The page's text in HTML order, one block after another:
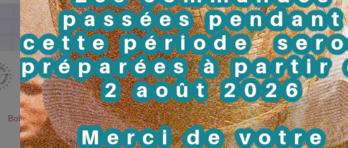
AU PANIER ! J'AIME !
Boîte rectangulaire à
compartiments
J'AIME !
Il n'y en a plus pour l'instant ...
Boîte ronde à compartiments
AU PANIER !
Etiquettes